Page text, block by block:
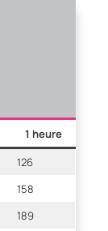
1 heure
126
158
189